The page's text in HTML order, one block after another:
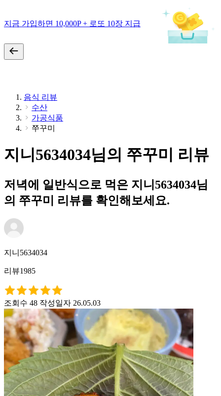
지금 가입하면 10,000P + 로또 10장 지급
음식 리뷰
수산
가공식품
쭈꾸미
지니5634034님의 쭈꾸미 리뷰
저녁에 일반식으로 먹은 지니5634034님
의 쭈꾸미 리뷰를 확인해보세요.
지니5634034
리뷰1985
조회수 48 작성일자 26.05.03